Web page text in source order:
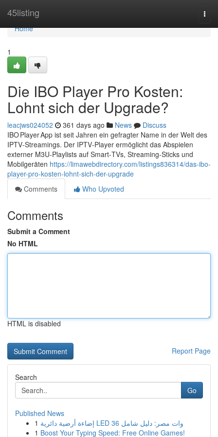
45listing
Home
Home
1
Die IBO Player Pro Kosten:
Lohnt sich der Upgrade?
leacjws024052 361 days ago News
Discuss
IBO Player App ist seit Jahren ein gefragter Name in der Welt des
IPTV‑Streamings. Der IPTV‑Player ermöglicht das Abspielen
externer M3U‑Playlists auf Smart‑TVs, Streaming‑Sticks und
Mobilgeräten https://limawebdirectory.com/listings836314/das-ibo-
player-pro-kosten-lohnt-sich-der-upgrade
Comments
Who Upvoted
Comments
Submit a Comment
No HTML
HTML is disabled
Report Page
Search
Go
Published News
1
إضاءة أرضية دائرية LED 36 وات مصر: دليل شامل
1 Boost Your Typing Speed: Free Online Games!